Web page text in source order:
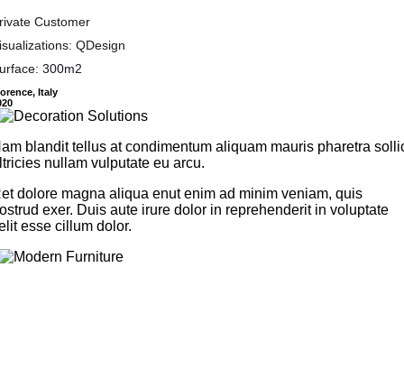
Customer
QDesign
300m2
Italy
blandit tellus at condimentum aliquam mauris pharetra
nullam vulputate eu arcu.
dolore magna aliqua enut enim ad minim veniam, quis
exer. Duis aute irure dolor in reprehenderit in voluptate
esse cillum dolor.